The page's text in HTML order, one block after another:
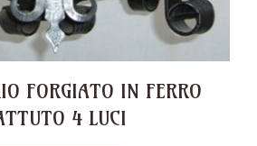
FORGIATO IN FERRO
4 LUCI